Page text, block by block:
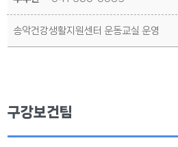
송악건강생활지원센터 운동교실 운영
구강보건팀